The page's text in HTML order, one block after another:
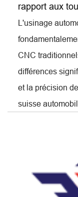
rapport aux
L'usinage
CNC
différences
et la précision
suisse